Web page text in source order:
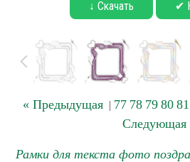
↓ Скачать ✔
« Предыдущая| 77 78 79 80 81
Следующая
Рамки для текста фото